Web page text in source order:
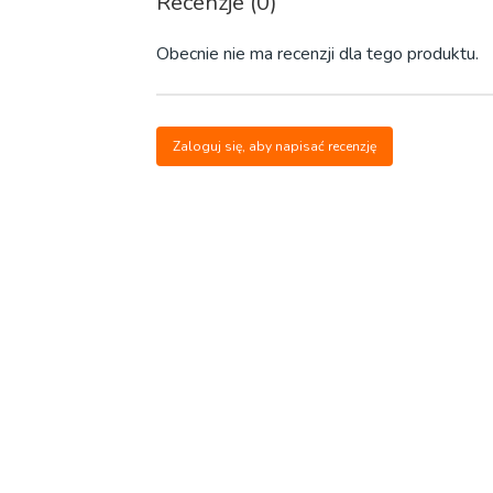
Obecnie nie ma recenzji dla tego produktu.
Zaloguj się, aby napisać recenzję